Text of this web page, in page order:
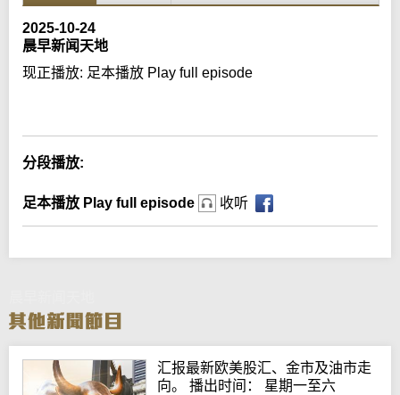
2025-10-24
晨早新闻天地
现正播放: 足本播放 Play full episode
分段播放:
足本播放 Play full episode 收听
汇报最新欧美股汇、金市及油市走
向。 播出时间： 星期一至六